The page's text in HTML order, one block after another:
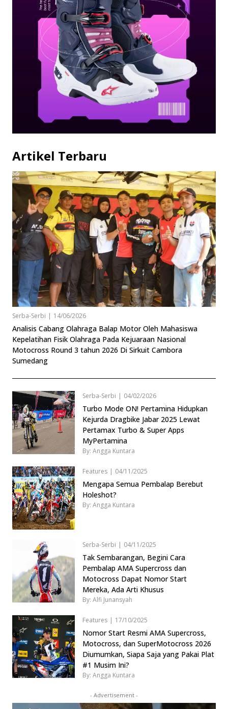
Artikel Terbaru
Serba-Serbi 14/06/2026
Analisis Cabang Olahraga Balap Motor Oleh Mahasiswa
Kepelatihan Fisik Olahraga Pada Kejuaraan Nasional
Motocross Round 3 tahun 2026 Di Sirkuit Cambora
Sumedang
Serba-Serbi 04/02/2026
Turbo Mode ON! Pertamina Hidupkan
Kejurda Dragbike Jabar 2025 Lewat
Pertamax Turbo & Super Apps
MyPertamina
By: Angga Kuntara
Features 04/11/2025
Mengapa Semua Pembalap Berebut
Holeshot?
By: Angga Kuntara
Serba-Serbi | 04/11/2025
Tak Sembarangan, Begini Cara
Pembalap AMA Supercross dan
Motocross Dapat Nomor Start
Mereka, Ada Arti Khusus
By: Alfi Junansyah
Features | 17/10/2025
Nomor Start Resmi AMA Supercross,
Motocross, dan SuperMotocross 2026
Diumumkan, Siapa Saja yang Pakai Plat
#1 Musim Ini?
By: Angga Kuntara
- Advertisement -